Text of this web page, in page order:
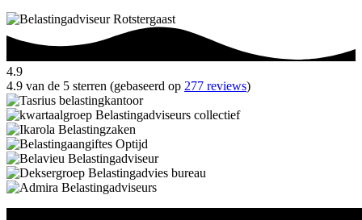
4.9
4.9 van de 5 sterren (gebaseerd op 277 reviews)